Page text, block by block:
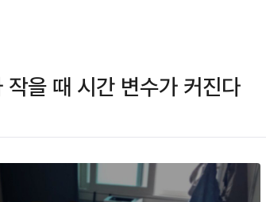
을 때 시간 변수가 커진다